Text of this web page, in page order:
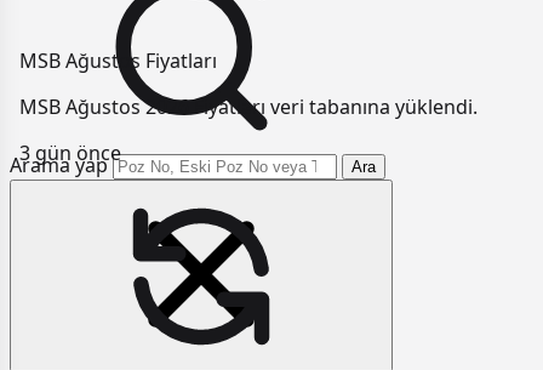
Arama yap Ara
MSB Ağustos Fiyatları
MSB Ağustos 2026 Fiyatları veri tabanına yüklendi.
3 gün önce